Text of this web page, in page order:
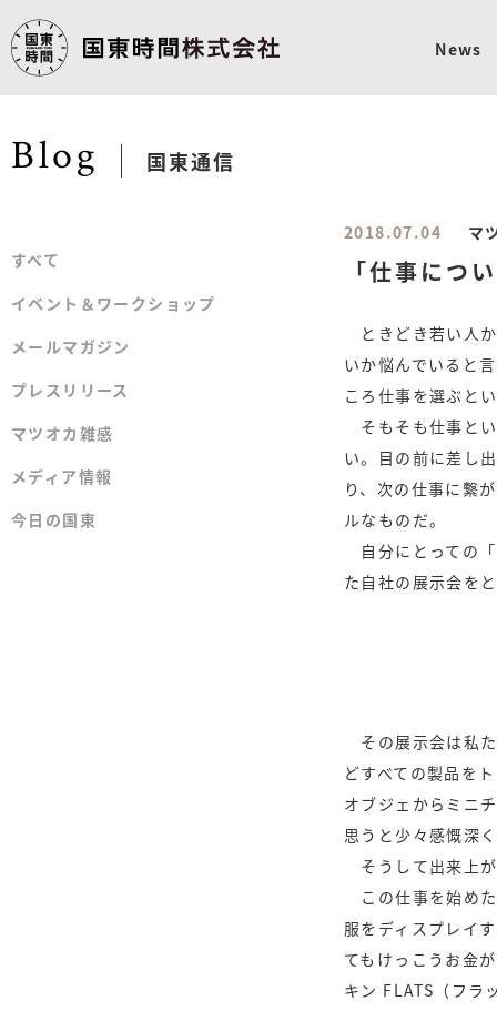
News
Blog 国東通信
2018.07.04 マ
「仕事につ
ときどき若い人
いか悩んでいると
ころ仕事を選ぶと
そもそも仕事と
い。目の前に差し
り、次の仕事に繋
ルなものだ。
自分にとっての
た自社の展示会を
その展示会は私
どすべての製品を
オブジェからミニ
思うと少々感慨深
そうして出来上
この仕事を始め
服をディスプレイ
てもけっこうお金
キン FLATS（フ
すべて
すべて
イベント＆ワークショップ
イベント＆ワークショップ
メールマガジン
メールマガジン
プレスリリース
プレスリリース
マツオカ雑感
マツオカ雑感
メディア情報
メディア情報
今日の国東
今日の国東